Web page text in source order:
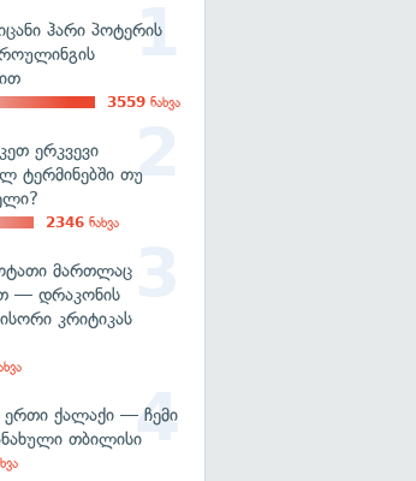
ჰარი პოტერის
3559 ნახვა
ერკვევი
ტერმინებში თუ
2346 ნახვა
მართლაც
— დრაკონის
კრიტიკას
ქალაქი — ჩემი
თბილისი